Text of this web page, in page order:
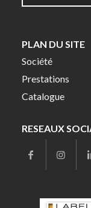
PLAN DU SITE
Société
Prestations
Catalogue
RESEAUX